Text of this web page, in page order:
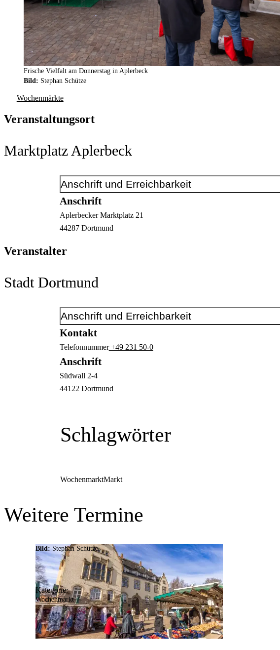
Frische Vielfalt am Donnerstag in Aplerbeck
Bild: Stephan Schütze
Wochenmärkte
Veranstaltungsort
Marktplatz Aplerbeck
Anschrift und Erreichbarkeit
Anschrift
Aplerbecker Marktplatz 21
44287 Dortmund
Veranstalter
Stadt Dortmund
Anschrift und Erreichbarkeit
Kontakt
Telefonnummer+49 231 50-0
Anschrift
Südwall 2-4
44122 Dortmund
Schlagwörter
WochenmarktMarkt
Weitere Termine
Bild: Stephan Schütze
Kategorie:
Wochenmarkt